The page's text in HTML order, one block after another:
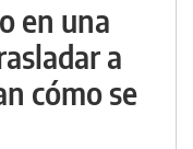
en una
a
cómo se